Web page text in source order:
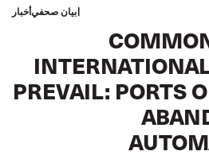
أخباربيان صحفي
PREVAIL: PORTS